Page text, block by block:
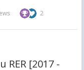
2
RER [2017 -